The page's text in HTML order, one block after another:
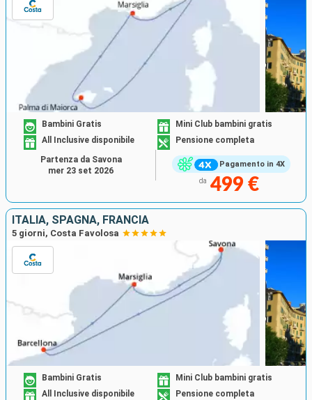
Pagamento in 4X
Bambini Gratis
Mini Club bambini gratis
All Inclusive disponibile
Pensione completa
da 499 €
Partenza da Savona
mer 23 set 2026
ITALIA, SPAGNA, FRANCIA
5 giorni, Costa Favolosa
Bambini Gratis
Mini Club bambini gratis
All Inclusive disponibile
Pensione completa